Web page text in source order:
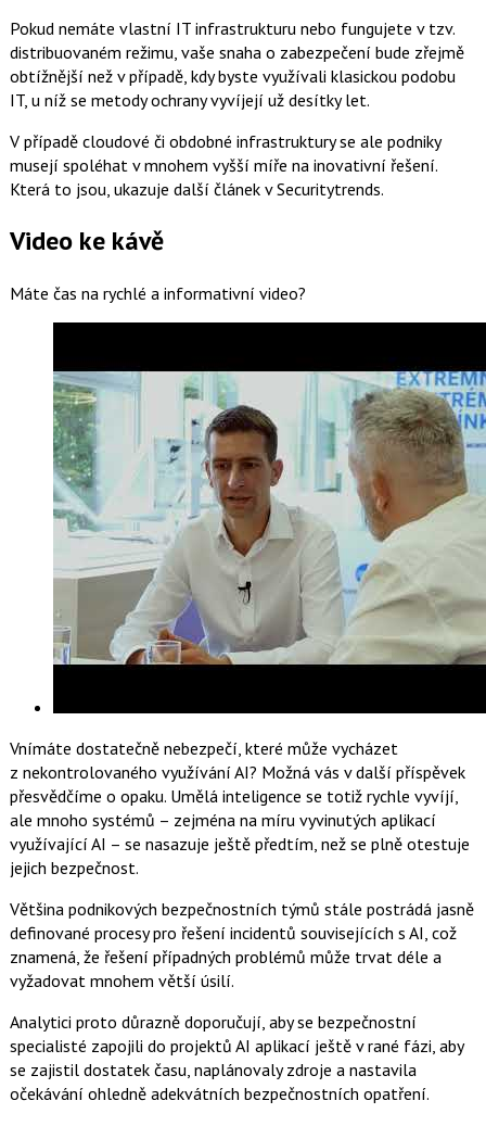
Pokud nemáte vlastní IT infrastrukturu nebo fungujete v tzv.
distribuovaném režimu, vaše snaha o zabezpečení bude zřejmě
obtížnější než v případě, kdy byste využívali klasickou podobu
IT, u níž se metody ochrany vyvíjejí už desítky let.
V případě cloudové či obdobné infrastruktury se ale podniky
musejí spoléhat v mnohem vyšší míře na inovativní řešení.
Která to jsou, ukazuje další článek v Securitytrends.
Video ke kávě
Máte čas na rychlé a informativní video?
Vnímáte dostatečně nebezpečí, které může vycházet
z nekontrolovaného využívání AI? Možná vás v další příspěvek
přesvědčíme o opaku. Umělá inteligence se totiž rychle vyvíjí,
ale mnoho systémů – zejména na míru vyvinutých aplikací
využívající AI – se nasazuje ještě předtím, než se plně otestuje
jejich bezpečnost.
Většina podnikových bezpečnostních týmů stále postrádá jasně
definované procesy pro řešení incidentů souvisejících s AI, což
znamená, že řešení případných problémů může trvat déle a
vyžadovat mnohem větší úsilí.
Analytici proto důrazně doporučují, aby se bezpečnostní
specialisté zapojili do projektů AI aplikací ještě v rané fázi, aby
se zajistil dostatek času, naplánovaly zdroje a nastavila
očekávání ohledně adekvátních bezpečnostních opatření.